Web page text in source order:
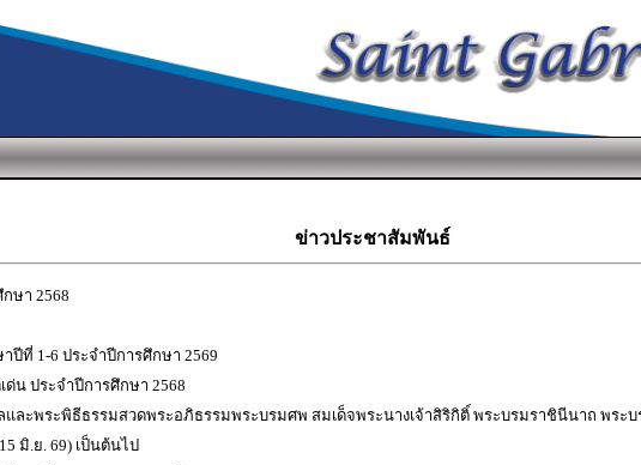
ข่าวประชาสัมพันธ์
ษา 2568
ที่ 1-6 ประจำปีการศึกษา 2569
ด่น ประจำปีการศึกษา 2568
และพระพิธีธรรมสวดพระอภิธรรมพระบรมศพ สมเด็จพระนางเจ้าสิริกิติ์ พระบรมราชินีนาถ พร
มิ.ย. 69) เป็นต้นไป